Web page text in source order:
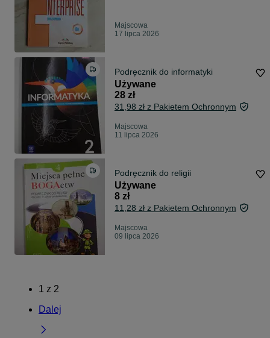
Majscowa
17 lipca 2026
Podręcznik do informatyki
Używane
28 zł
31,98 zł z Pakietem Ochronnym
Majscowa
11 lipca 2026
Podręcznik do religii
Używane
8 zł
11,28 zł z Pakietem Ochronnym
Majscowa
09 lipca 2026
1 z 2
Dalej